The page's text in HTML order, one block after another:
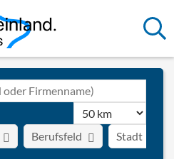
Stadt
Berufsfeld